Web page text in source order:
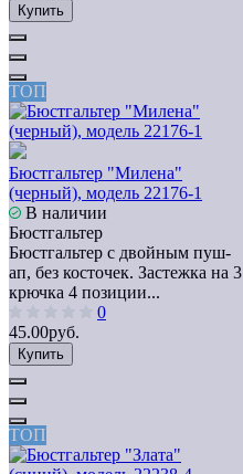
Купить
ТОП
Бюстгальтер "Милена"
(черный), модель 22176-1
В наличии
Бюстгальтер
Бюстгальтер с двойным пуш-
ап, без косточек. Застежка на 3
крючка 4 позиции...
0
45.00руб.
Купить
ТОП